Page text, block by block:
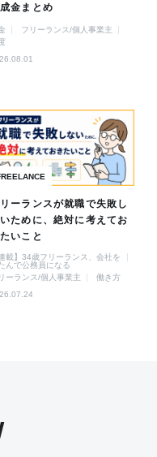
金まとめ
フリーランス/個人事業主
ーランスが就職で失敗し
ために、絶対に考えてお
いこと
連載】34歳フリーランス、会社を
んで公務員になる
ーランス/個人事業主
働き方